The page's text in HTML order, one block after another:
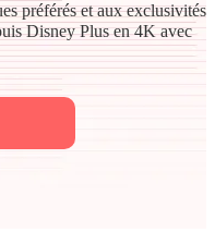
préférés et aux exclusivités
Disney Plus en 4K avec